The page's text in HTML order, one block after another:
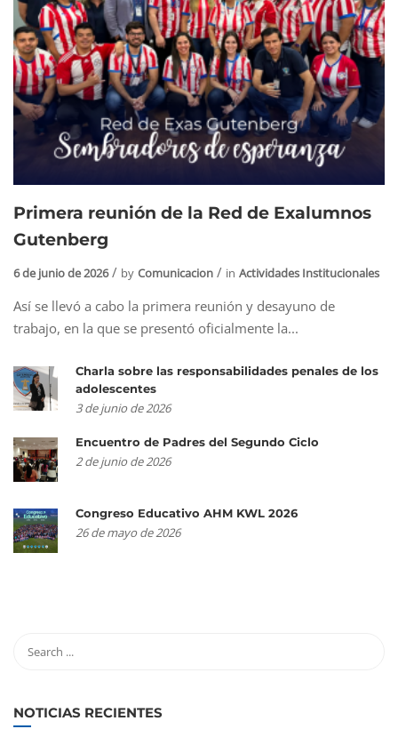
Primera reunión de la Red de Exalumnos
Gutenberg
6 de junio de 2026 by Comunicacion in Actividades Institucionales
Así se llevó a cabo la primera reunión y desayuno de
trabajo, en la que se presentó oficialmente la...
Charla sobre las responsabilidades penales de los
adolescentes
3 de junio de 2026
Encuentro de Padres del Segundo Ciclo
2 de junio de 2026
Congreso Educativo AHM KWL 2026
26 de mayo de 2026
NOTICIAS RECIENTES